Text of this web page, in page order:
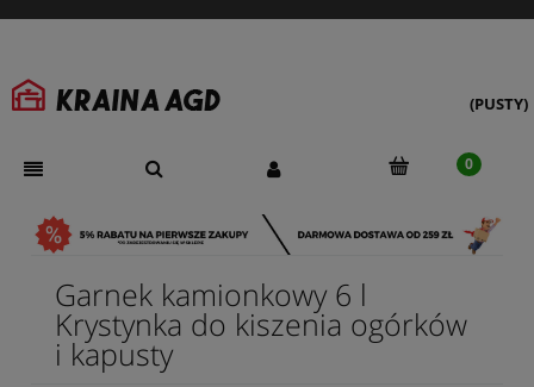
(PUSTY)
Garnek kamionkowy 6 l
Krystynka do kiszenia ogórków
i kapusty